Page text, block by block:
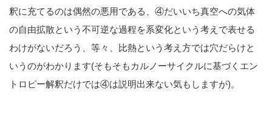
釈に充てるのは偶然の悪用である、④だいいち真空への気体
の自由拡散という不可逆な過程を系変化という考えで表せる
わけがないだろう、等々、比熱という考え方では穴だらけと
いうのがわかります(そもそもカルノーサイクルに基づくエン
トロピー解釈だけでは④は説明出来ない気もしますが)。